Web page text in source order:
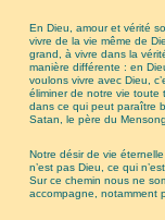
En Dieu, amour et vérité
vivre de la vie même de
grand, à vivre dans la
manière différente : en
voulons vivre avec Dieu,
éliminer de notre vie toute
dans ce qui peut paraître
Satan, le père du
Notre désir de vie
n’est pas Dieu, ce qui
Sur ce chemin nous ne
accompagne, notamment